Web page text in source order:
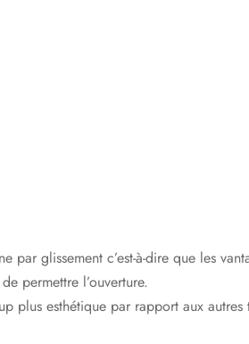
glissement c’est-à-dire que les
permettre l’ouverture.
plus esthétique par rapport aux autres